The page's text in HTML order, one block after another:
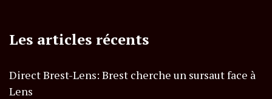
Les articles récents
Direct Brest-Lens: Brest cherche un sursaut face à
Lens